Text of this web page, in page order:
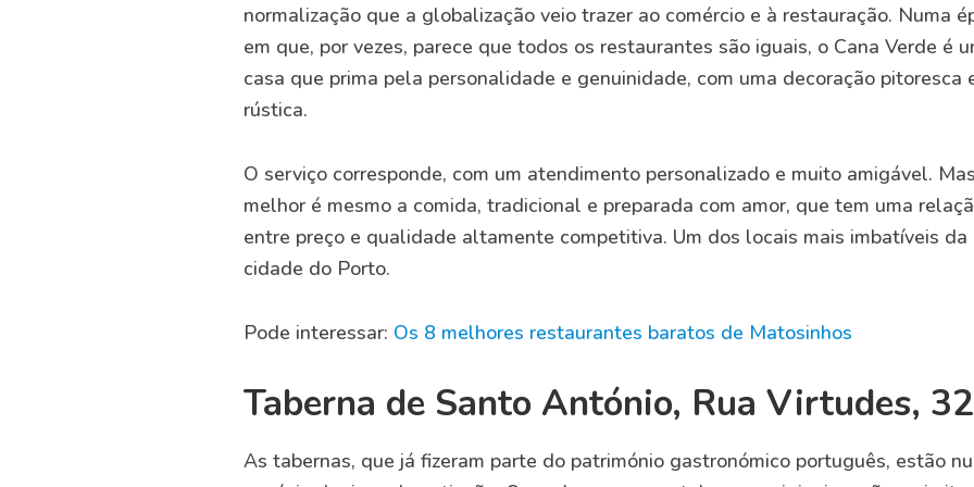
normalização que a globalização veio trazer ao comércio e à restauração. Numa
em que, por vezes, parece que todos os restaurantes são iguais, o Cana Verde é
casa que prima pela personalidade e genuinidade, com uma decoração pitoresca
rústica.
O serviço corresponde, com um atendimento personalizado e muito amigável.
melhor é mesmo a comida, tradicional e preparada com amor, que tem uma
entre preço e qualidade altamente competitiva. Um dos locais mais imbatíveis da
cidade do Porto.
Pode interessar: Os 8 melhores restaurantes baratos de Matosinhos
Taberna de Santo António, Rua Virtudes, 32
As tabernas, que já fizeram parte do património gastronómico português, estão